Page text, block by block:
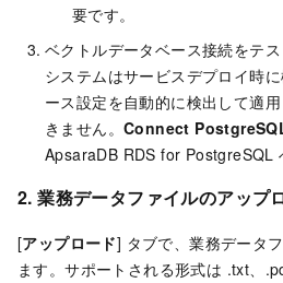
要です。
ベクトルデータベース接続をテス
システムはサービスデプロイ時
ース設定を自動的に検出して適
きません。 Connect
ApsaraDB RDS for PostgreSQL
2. 業務データファイルのアップ
[アップロード] タブで、業務データ
ます。サポートされる形式は .txt、